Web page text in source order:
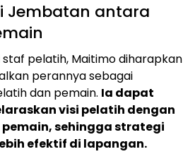
Jembatan antara
pelatih, Maitimo diharapkan
perannya sebagai
dan pemain. Ia dapat
visi pelatih dengan
sehingga strategi
efektif di lapangan.